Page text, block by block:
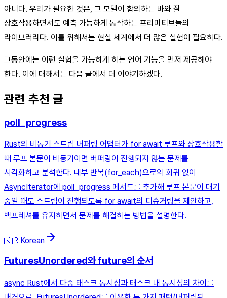
아니다. 우리가 필요한 것은, 그 모델이 함의하는 바와 잘
상호작용하면서도 예측 가능하게 동작하는 프리미티브들의
라이브러리다. 이를 위해서는 현실 세계에서 더 많은 실험이 필요하다.
그동안에는 이런 실험을 가능하게 하는 언어 기능을 먼저 제공해야
한다. 이에 대해서는 다음 글에서 더 이야기하겠다.
관련 추천 글
poll_progress
Rust의 비동기 스트림 버퍼링 어댑터가 for await 루프와 상호작용할
때 루프 본문이 비동기이면 버퍼링이 진행되지 않는 문제를
시각화하고 분석한다. 내부 반복(for_each)으로의 회귀 없이
AsyncIterator에 poll_progress 메서드를 추가해 루프 본문이 대기
중일 때도 스트림이 진행되도록 for await의 디슈거링을 제안하고,
백프레셔를 유지하면서 문제를 해결하는 방법을 설명한다.
🇰🇷Korean
FuturesUnordered와 future의 순서
async Rust에서 다중 태스크 동시성과 태스크 내 동시성의 차이를